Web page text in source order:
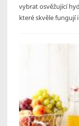
vybrat osvěžující
které skvěle fungují